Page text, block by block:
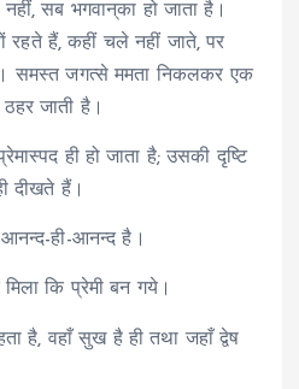
सब भगवान्‌का हो जाता है।
रहते हैं, कहीं चले नहीं जाते, पर
समस्त जगत्से ममता निकलकर एक
जाती है।
ही हो जाता है; उसकी दृष्टि
दीखते हैं।
ही-आनन्द है।
कि प्रेमी बन गये।
है, वहाँ सुख है ही तथा जहाँ द्वेष